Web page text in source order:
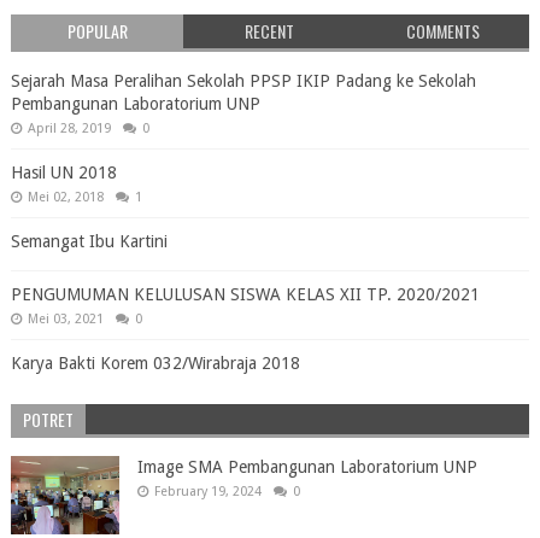
POPULAR RECENT COMMENTS
Sejarah Masa Peralihan Sekolah PPSP IKIP Padang ke Sekolah
Pembangunan Laboratorium UNP
April 28, 2019 0
Hasil UN 2018
Mei 02, 2018 1
Semangat Ibu Kartini
PENGUMUMAN KELULUSAN SISWA KELAS XII TP. 2020/2021
Mei 03, 2021 0
Karya Bakti Korem 032/Wirabraja 2018
POTRET
Image SMA Pembangunan Laboratorium UNP
February 19, 2024 0